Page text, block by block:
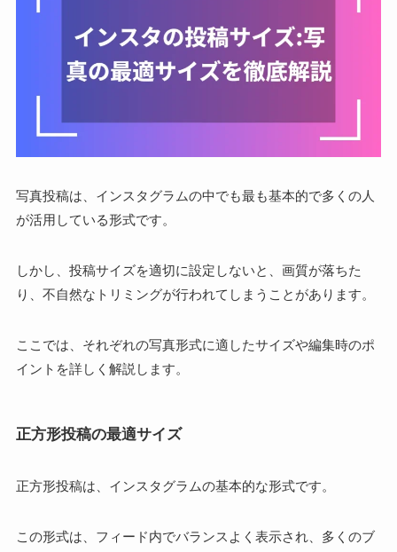
写真投稿は、インスタグラムの中でも最も基本的で多くの人
が活用している形式です。
しかし、投稿サイズを適切に設定しないと、画質が落ちた
り、不自然なトリミングが行われてしまうことがあります。
ここでは、それぞれの写真形式に適したサイズや編集時のポ
イントを詳しく解説します。
正方形投稿の最適サイズ
正方形投稿は、インスタグラムの基本的な形式です。
この形式は、フィード内でバランスよく表示され、多くのブ